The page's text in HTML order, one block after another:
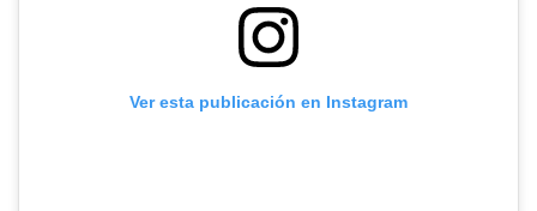
Ver esta publicación en Instagram